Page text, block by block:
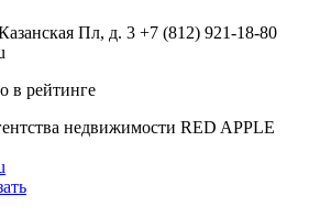
Пл, д. 3 +7 (812) 921-18-80
в рейтинге
недвижимости RED APPLE